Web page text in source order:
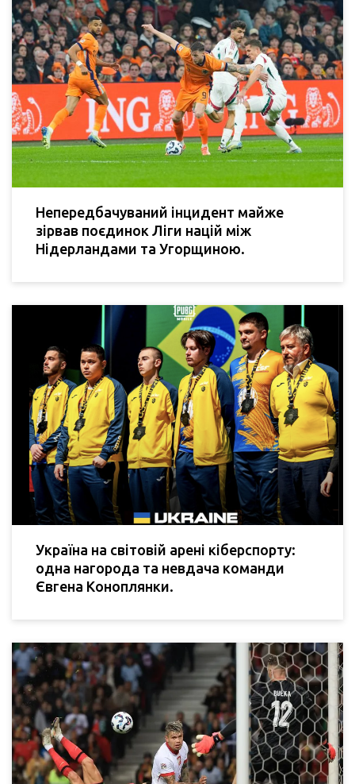
Непередбачуваний інцидент майже
зірвав поєдинок Ліги націй між
Нідерландами та Угорщиною.
Україна на світовій арені кіберспорту:
одна нагорода та невдача команди
Євгена Коноплянки.